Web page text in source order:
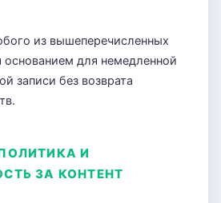
из вышеперечисленных
основанием для немедленной
записи без возврата
И
ЗА КОНТЕНТ